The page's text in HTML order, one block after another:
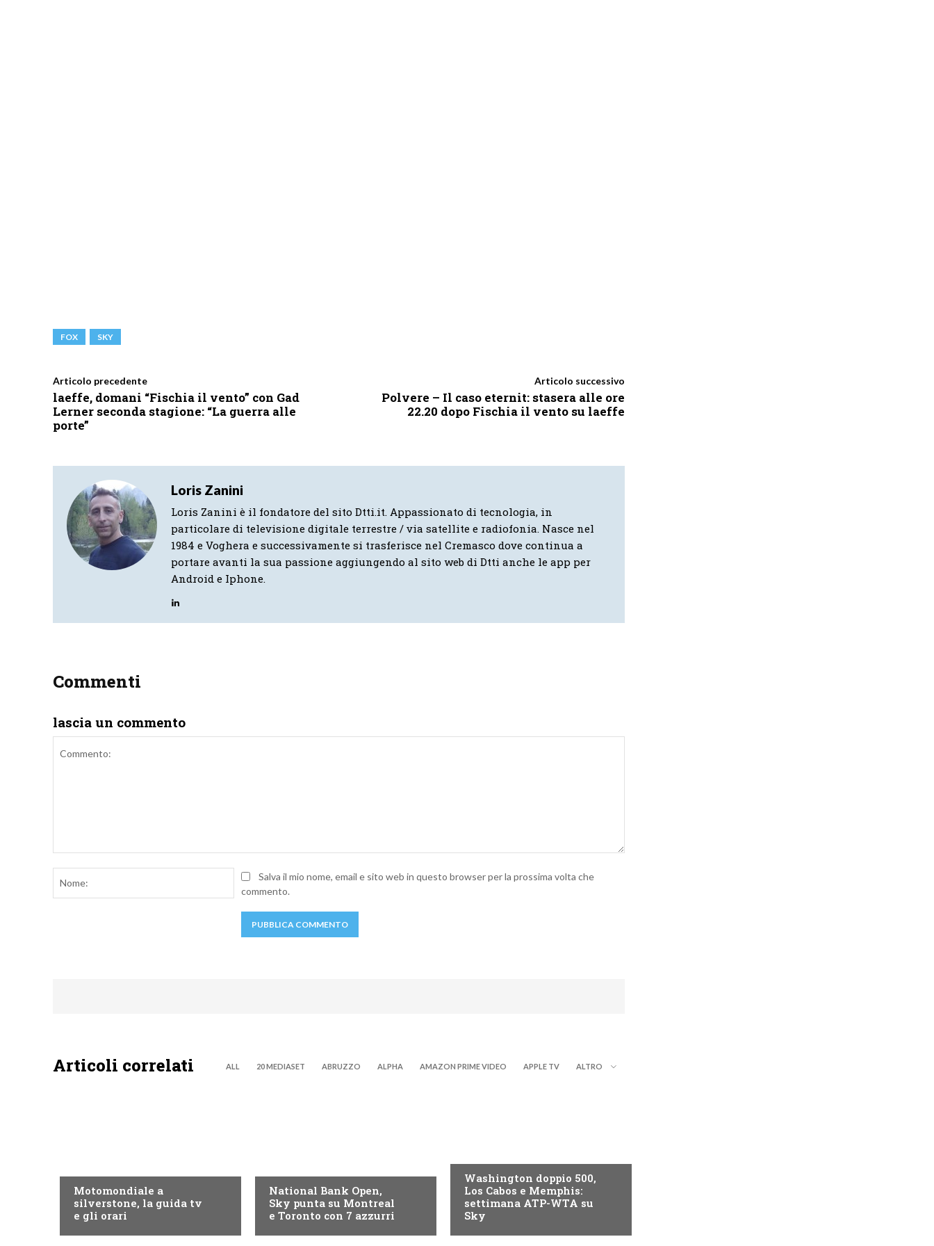
FOX SKY
Articolo precedente
laeffe, domani “Fischia il vento” con Gad
Lerner seconda stagione: “La guerra alle
porte”
Articolo successivo
Polvere – Il caso eternit: stasera alle ore
22.20 dopo Fischia il vento su laeffe
Loris Zanini
Loris Zanini è il fondatore del sito Dtti.it. Appassionato di tecnologia, in
particolare di televisione digitale terrestre / via satellite e radiofonia. Nasce nel
1984 e Voghera e successivamente si trasferisce nel Cremasco dove continua a
portare avanti la sua passione aggiungendo al sito web di Dtti anche le app per
Android e Iphone.
Commenti
lascia un commento
Nome:Salva il mio nome, email e sito web in questo browser per la prossima volta che
commento.
Articoli correlati ALL 20 MEDIASET ABRUZZO ALPHA AMAZON PRIME VIDEO APPLE TV ALTRO
Motomondiale a
silverstone, la guida tv
e gli orari
National Bank Open,
Sky punta su Montreal
e Toronto con 7 azzurri
Washington doppio 500,
Los Cabos e Memphis:
settimana ATP-WTA su
Sky